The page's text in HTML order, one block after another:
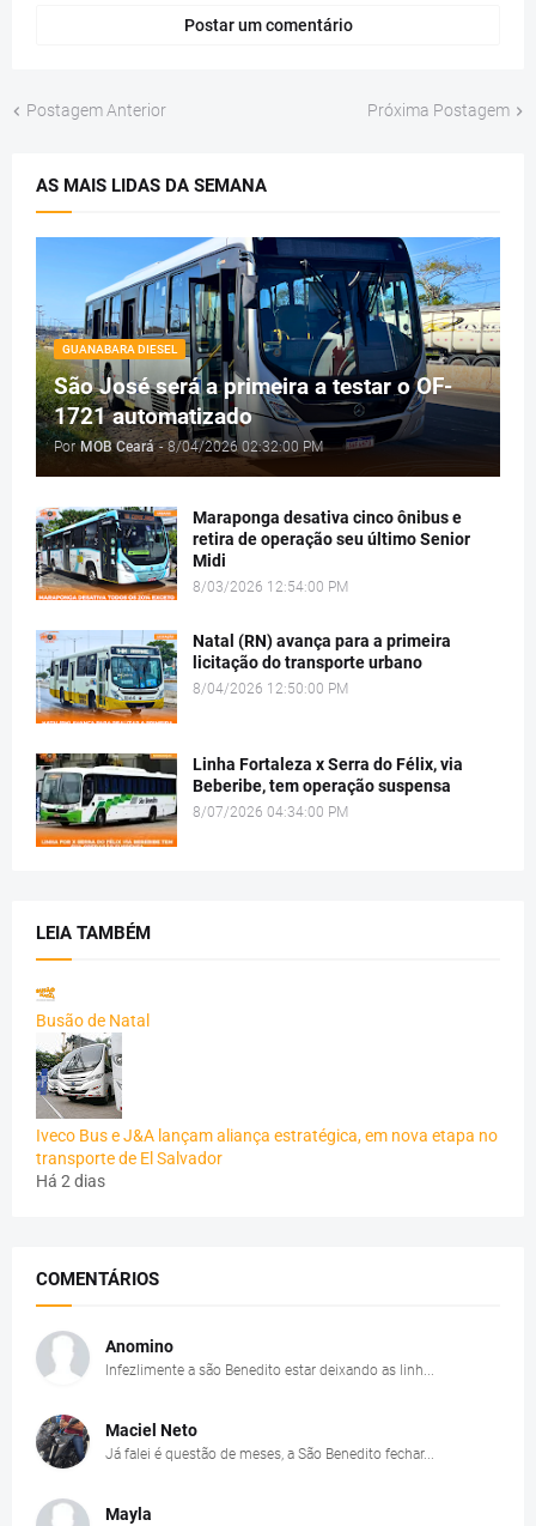
Postar um comentário
Postagem Anterior Próxima Postagem
AS MAIS LIDAS DA SEMANA
GUANABARA DIESEL
São José será a primeira a testar o OF-
1721 automatizado
Por MOB Ceará - 8/04/2026 02:32:00 PM
Maraponga desativa cinco ônibus e
retira de operação seu último Senior
Midi
8/03/2026 12:54:00 PM
Natal (RN) avança para a primeira
licitação do transporte urbano
8/04/2026 12:50:00 PM
Linha Fortaleza x Serra do Félix, via
Beberibe, tem operação suspensa
8/07/2026 04:34:00 PM
LEIA TAMBÉM
Busão de Natal
Iveco Bus e J&A lançam aliança estratégica, em nova etapa no
transporte de El Salvador
Há 2 dias
COMENTÁRIOS
Anomino
Infezlimente a são Benedito estar deixando as linh...
Maciel Neto
Já falei é questão de meses, a São Benedito fechar...
Mayla